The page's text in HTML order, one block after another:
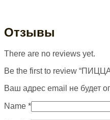
Отзывы
There are no reviews yet.
Be the first to review
Ваш адрес email не будет
Name *